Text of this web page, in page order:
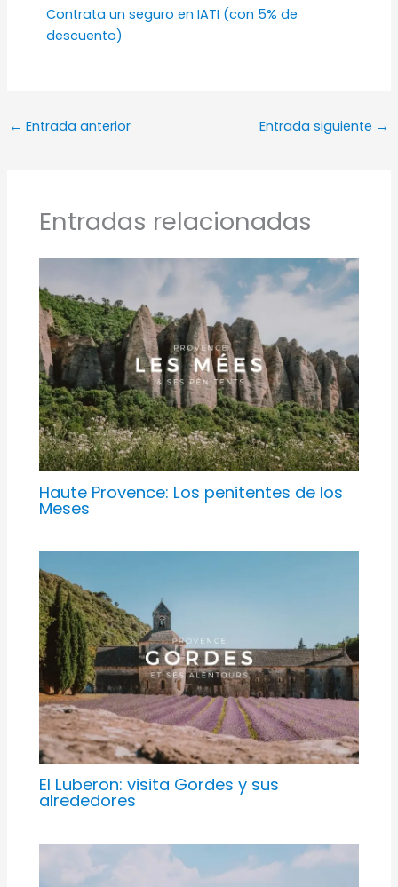
Contrata un seguro en IATI (con 5% de
descuento)
← Entrada anterior Entrada siguiente →
Entradas relacionadas
Haute Provence: Los penitentes de los
Meses
El Luberon: visita Gordes y sus
alrededores